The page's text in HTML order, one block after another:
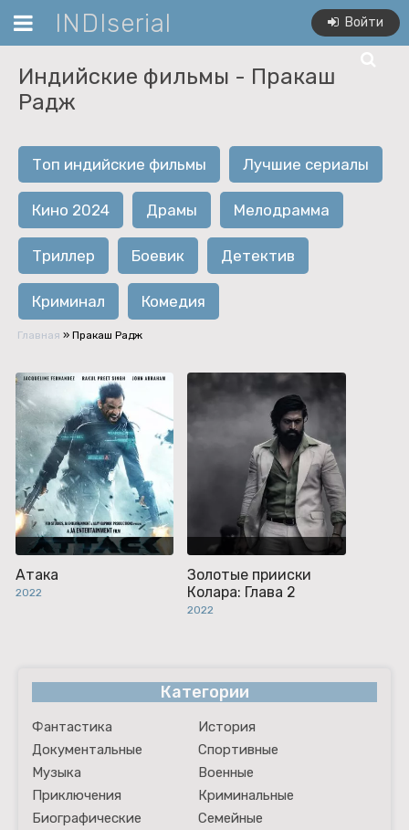
INDIserial Войти
Индийские фильмы - Пракаш
Радж
Топ индийские фильмы Лучшие сериалы
Кино 2024 Драмы Мелодрамма
Триллер Боевик Детектив
Криминал Комедия
Главная » Пракаш Радж
Атака
2022
Золотые прииски
Колара: Глава 2
2022
Категории
Фантастика
История
Документальные
Спортивные
Музыка
Военные
Приключения
Криминальные
Биографические
Семейные